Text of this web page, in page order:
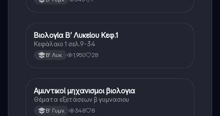
Βιολογία
Βιολογία Β’ Λυκείου Κεφ.1
Κεφάλαιο 1 σελ.9-34
Β' Λυκ. 1,950 28
Βιολογία
Αμυντικοί μηχανισμοι βιολογια
Θέματα εξετάσεων β γυμνασιου
Β' Γυμν. 348 8